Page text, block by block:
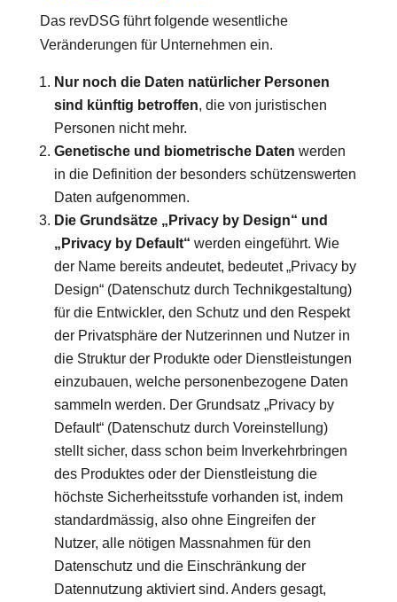
Das revDSG führt folgende wesentliche
Veränderungen für Unternehmen ein.
Nur noch die Daten natürlicher Personen
sind künftig betroffen, die von juristischen
Personen nicht mehr.
Genetische und biometrische Daten werden
in die Definition der besonders schützenswerten
Daten aufgenommen.
Die Grundsätze „Privacy by Design“ und
„Privacy by Default“ werden eingeführt. Wie
der Name bereits andeutet, bedeutet „Privacy by
Design“ (Datenschutz durch Technikgestaltung)
für die Entwickler, den Schutz und den Respekt
der Privatsphäre der Nutzerinnen und Nutzer in
die Struktur der Produkte oder Dienstleistungen
einzubauen, welche personenbezogene Daten
sammeln werden. Der Grundsatz „Privacy by
Default“ (Datenschutz durch Voreinstellung)
stellt sicher, dass schon beim Inverkehrbringen
des Produktes oder der Dienstleistung die
höchste Sicherheitsstufe vorhanden ist, indem
standardmässig, also ohne Eingreifen der
Nutzer, alle nötigen Massnahmen für den
Datenschutz und die Einschränkung der
Datennutzung aktiviert sind. Anders gesagt,